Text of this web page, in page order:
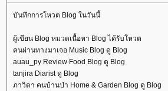
บันทึกการโหวต Blog ในวันนี้
ผู้เขียน Blog หมวดเนื้อหา Blog ได้รับโหวต
คนผ่านทางมาเจอ Music Blog ดู Blog
auau_py Review Food Blog ดู Blog
tanjira Diarist ดู Blog
ภาวิดา คนบ้านป่า Home & Garden Blog ดู Blog